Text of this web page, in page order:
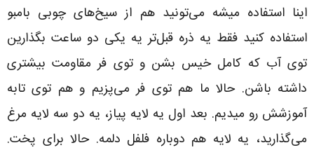
اینا استفاده میشه می‌تونید هم از سیخ‌های چوبی بامبو
استفاده کنید فقط یه ذره قبل‌تر یه یکی دو ساعت بگذارین
توی آب که کامل خیس بشن و توی فر مقاومت بیشتری
داشته باشن. حالا ما هم توی فر می‌پزیم و هم توی تابه
آموزشش رو میدیم. بعد اول یه لایه پیاز، یه دو سه لایه مرغ
می‌گذارید، یه لایه هم دوباره فلفل دلمه. حالا برای پخت.